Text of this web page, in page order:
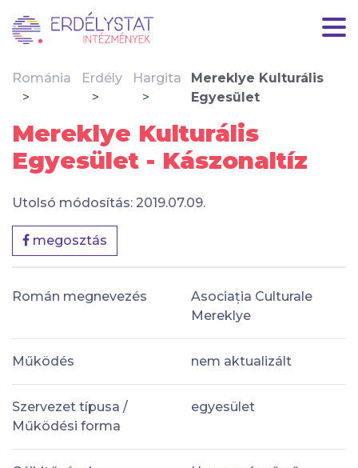
Románia Erdély Hargita
Mereklye Kulturális
Egyesület
Mereklye Kulturális
Egyesület - Kászonaltíz
Utolsó módosítás: 2019.07.09.
megosztás
Román megnevezés
Asociația Culturale
Mereklye
Működés nem aktualizált
Szervezet típusa /
Működési forma
egyesület